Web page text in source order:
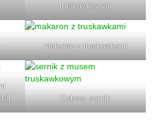
truskawkowym
makaron z truskawkami
Gotowy sernik